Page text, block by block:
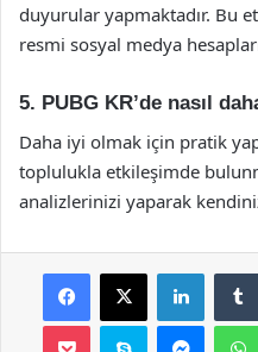
duyurular yapmaktadır. Bu
resmi sosyal medya
5. PUBG KR’de nasıl
Daha iyi olmak için pratik
toplulukla etkileşimde
analizlerinizi yaparak
Facebook
X
Pocket Skype